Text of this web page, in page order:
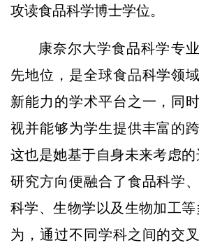
攻读食品科学博士学位。
康奈尔大学食品科学专
先地位，是全球食品科学领
新能力的学术平台之一，同
视并能够为学生提供丰富的
这也是她基于自身未来考虑
研究方向便融合了食品科学
科学、生物学以及生物加工等
为，通过不同学科之间的交